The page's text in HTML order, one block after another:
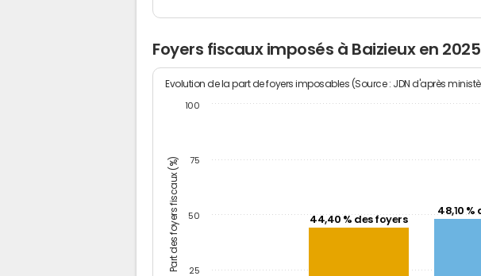
Foyers fiscaux imposés à Baizieux en 2025
Part des foyers fiscaux (%)
Evolution de la part de foyers imposables (Source : JDN d'après
44,40 % des foyers
48,10 %
25
50
75
100